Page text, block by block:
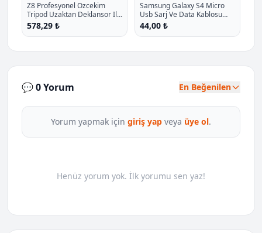
Z8 Profesyonel Ozcekim
Tripod Uzaktan Deklansor Ile
Bluetooth Kablosuz Selfie 1 2
M P - %11 İndirim
578,29 ₺
Samsung Galaxy S4 Micro
Usb Sarj Ve Data Kablosu
Mikro Cihazlarina Tam
Uyumlu Beyaz P - %70.5
44,00 ₺
💬 0 Yorum En Beğenilen
Yorum yapmak için giriş yap veya üye ol.
Henüz yorum yok. İlk yorumu sen yaz!